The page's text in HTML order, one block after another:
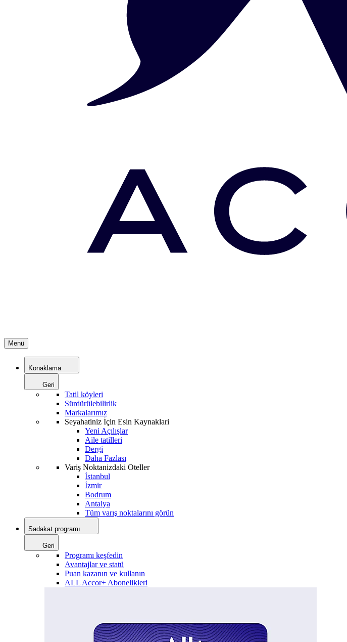
Menü
Konaklama
Geri
Tatil köyleri
Sürdürülebilirlik
Markalarımız
Seyahatiniz İçin Esin Kaynaklari
Yeni Açılışlar
Aile tatilleri
Dergi
Daha Fazlası
Variş Noktanizdaki Oteller
İstanbul
İzmir
Bodrum
Antalya
Tüm varış noktalarını görün
Sadakat programı
Geri
Programı keşfedin
Avantajlar ve statü
Puan kazanın ve kullanın
ALL Accor+ Abonelikleri